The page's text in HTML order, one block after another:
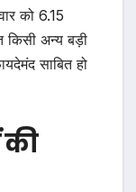
को 6.15
किसी अन्य बड़ी
साबित हो